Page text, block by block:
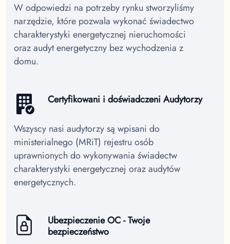
W odpowiedzi na potrzeby rynku stworzyliśmy
narzędzie, które pozwala wykonać świadectwo
charakterystyki energetycznej nieruchomości
oraz audyt energetyczny bez wychodzenia z
domu.
Certyfikowani i doświadczeni Audytorzy
Wszyscy nasi audytorzy są wpisani do
ministerialnego (MRiT) rejestru osób
uprawnionych do wykonywania świadectw
charakterystyki energetycznej oraz audytów
energetycznych.
Ubezpieczenie OC - Twoje
bezpieczeństwo